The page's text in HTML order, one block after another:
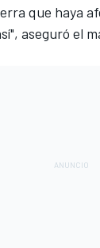
que haya
aseguró el